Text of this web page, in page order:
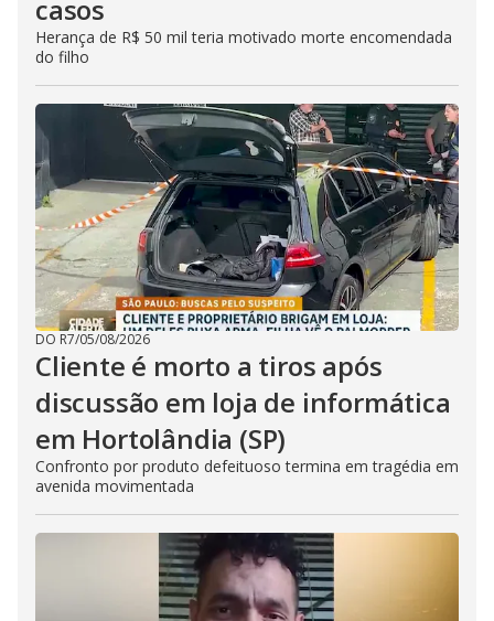
casos
Herança de R$ 50 mil teria motivado morte encomendada
do filho
DO R7/05/08/2026
Cliente é morto a tiros após
discussão em loja de informática
em Hortolândia (SP)
Confronto por produto defeituoso termina em tragédia em
avenida movimentada